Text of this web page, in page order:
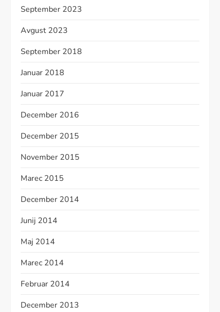
September 2023
Avgust 2023
September 2018
Januar 2018
Januar 2017
December 2016
December 2015
November 2015
Marec 2015
December 2014
Junij 2014
Maj 2014
Marec 2014
Februar 2014
December 2013